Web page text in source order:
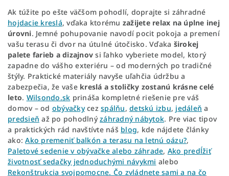
Ak túžite po ešte väčšom pohodlí, doprajte si záhradné
hojdacie kreslá, vďaka ktorému zažijete relax na úplne inej
úrovni. Jemné pohupovanie navodí pocit pokoja a premení
vašu terasu či dvor na útulné útočisko. Vďaka širokej
palete farieb a dizajnov si ľahko vyberiete model, ktorý
zapadne do vášho exteriéru – od moderných po tradičné
štýly. Praktické materiály navyše uľahčia údržbu a
zabezpečia, že vašekreslá a stoličky zostanú krásne celé
leto. Wilsondo.sk prináša kompletné riešenie pre váš
domov – od obývačkycez spálňu, detskú izbu, jedáleň a
predsieň až po pohodlnýzáhradný nábytok. Pre viac tipov
a praktických rád navštívte náš blog, kde nájdete články
ako:Ako premeniť balkón a terasu na letnú oázu?,
Paletové sedenie v obývačke alebo záhrade, Ako predĺžiť
životnosť sedačky jednoduchými návykmi alebo
Rekonštrukcia svojpomocne. Čo zvládnete sami a na čo